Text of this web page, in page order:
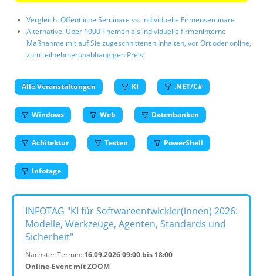
Vergleich: Öffentliche Seminare vs. individuelle Firmenseminare
Alternative: Über 1000 Themen als individuelle firmeninterne
Maßnahme mit auf Sie zugeschnittenen Inhalten, vor Ort oder online,
zum teilnehmerunabhängigen Preis!
Alle Veranstaltungen KI .NET/C#
Windows Web Datenbanken
Achitektur Testen PowerShell
Infotage
INFOTAG "KI für Softwareentwickler(innen) 2026:
Modelle, Werkzeuge, Agenten, Standards und
Sicherheit"
Nächster Termin: 16.09.2026 09:00 bis 18:00
Online-Event mit ZOOM